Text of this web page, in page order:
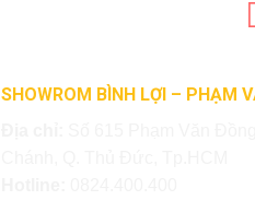
SHOWROM BÌNH LỢI – PHẠM